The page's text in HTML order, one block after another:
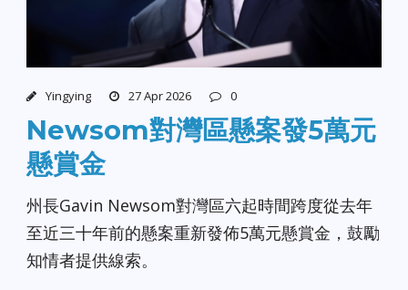
Yingying 27 Apr 2026 0
Newsom對灣區懸案發5萬元
懸賞金
州長Gavin Newsom對灣區六起時間跨度從去年
至近三十年前的懸案重新發佈5萬元懸賞金，鼓勵
知情者提供線索。